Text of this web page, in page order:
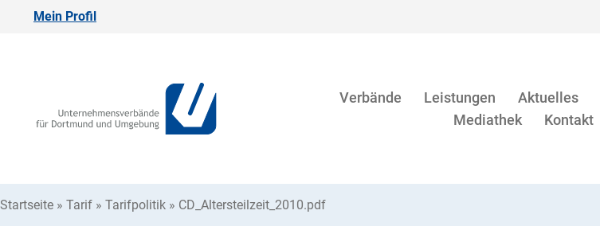
Mein Profil
Verbände Leistungen Aktuelles
Mediathek
Kontakt
Startseite » Tarif » Tarifpolitik » CD_Altersteilzeit_2010.pdf